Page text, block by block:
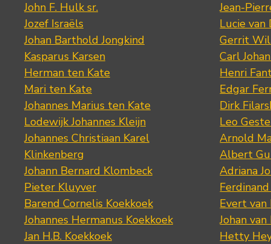
John F. Hulk sr.
Jozef Israëls
Johan Barthold Jongkind
Kasparus Karsen
Herman ten Kate
Mari ten Kate
Johannes Marius ten Kate
Lodewijk Johannes Kleijn
Johannes Christiaan Karel
Klinkenberg
Johann Bernard Klombeck
Pieter Kluyver
Barend Cornelis Koekkoek
Johannes Hermanus Koekkoek
Jan H.B. Koekkoek
Jean-
Lucie van
Gerrit
Carl
Henri
Edgar
Dirk
Leo
Arnold
Albert
Adriana
Evert
Johan
Hetty